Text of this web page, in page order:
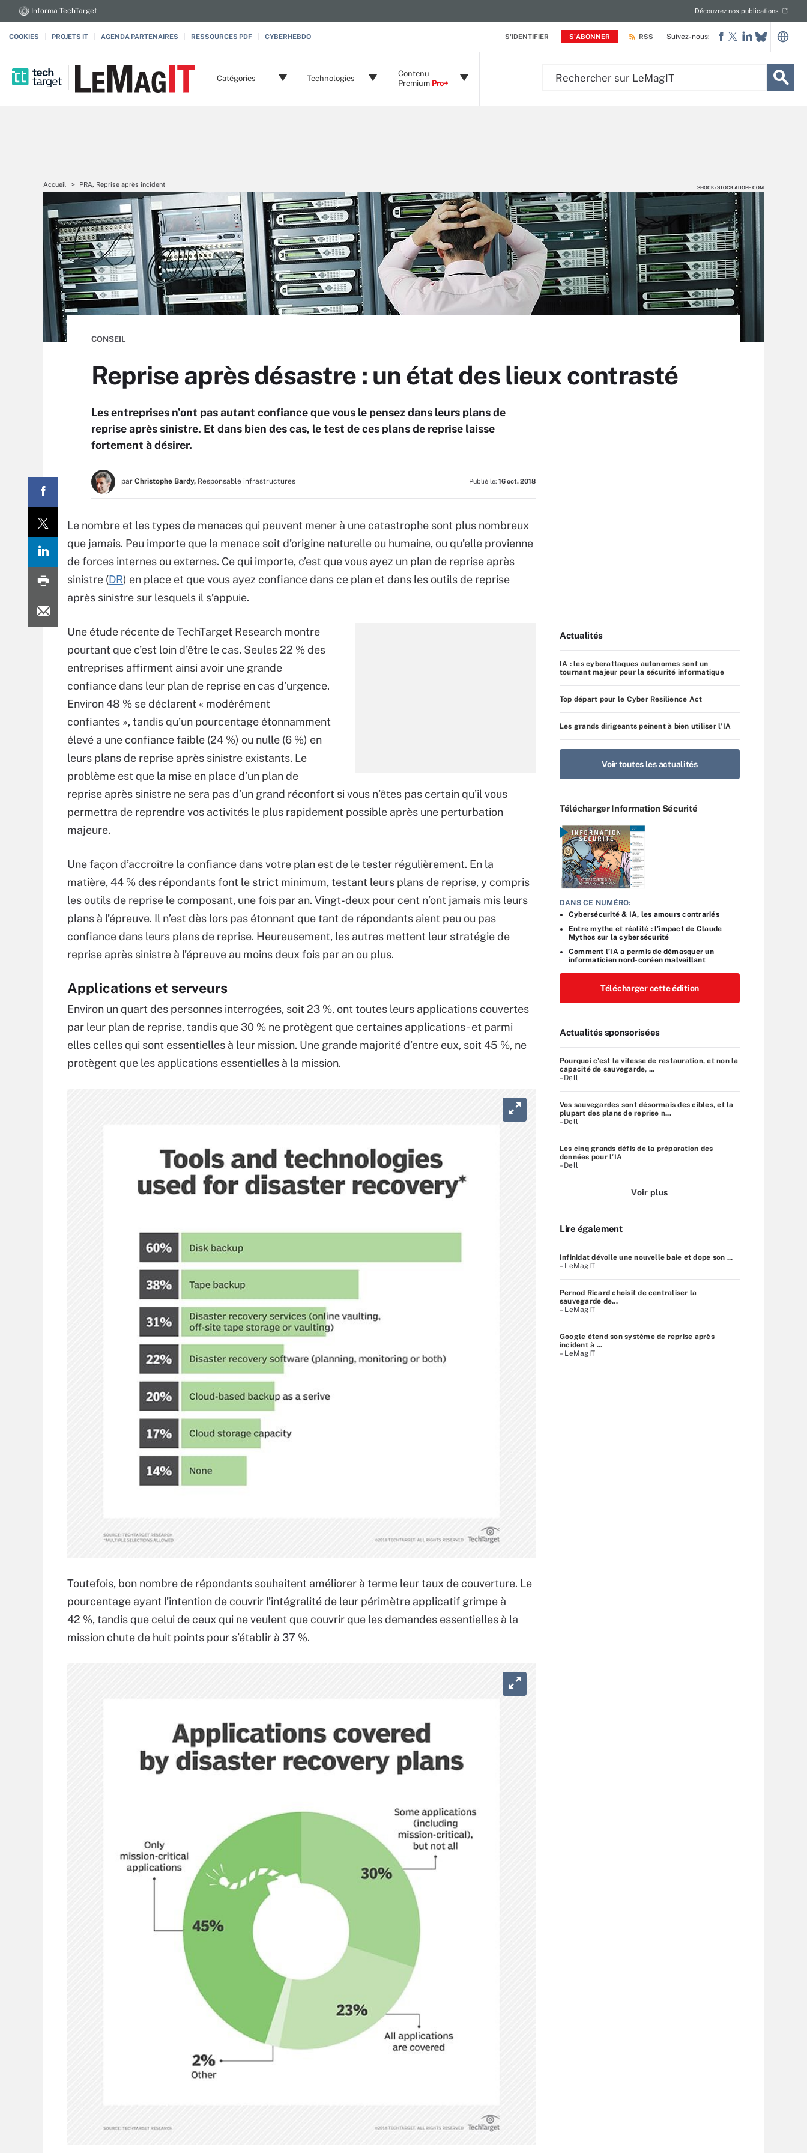
S'IDENTIFIER S'ABONNER
Informa TechTarget Découvrez nos publications
COOKIES PROJETS IT AGENDA PARTENAIRES RESSOURCES PDF CYBERHEBDO RSS
Catégories Technologies
Contenu
Premium Pro+
Suivez-nous:
Accueil PRA, Reprise après incident .SHOCK - STOCK.ADOBE.COM
.SHOCK - STOCK.ADOBE.COM
CONSEIL
Reprise après désastre : un état des lieux contrasté
Les entreprises n’ont pas autant confiance que vous le pensez dans leurs plans de
reprise après sinistre. Et dans bien des cas, le test de ces plans de reprise laisse
fortement à désirer.
par Christophe Bardy, Responsable infrastructures Publié le: 16 oct. 2018
Le nombre et les types de menaces qui peuvent mener à une catastrophe sont plus nombreux
que jamais. Peu importe que la menace soit d’origine naturelle ou humaine, ou qu’elle provienne
de forces internes ou externes. Ce qui importe, c’est que vous ayez un plan de reprise après
sinistre (DR) en place et que vous ayez confiance dans ce plan et dans les outils de reprise
après sinistre sur lesquels il s’appuie.
Une étude récente de TechTarget Research montre
pourtant que c’est loin d’être le cas. Seules 22 % des
entreprises affirment ainsi avoir une grande
confiance dans leur plan de reprise en cas d’urgence.
Environ 48 % se déclarent « modérément
confiantes », tandis qu’un pourcentage étonnamment
élevé a une confiance faible (24 %) ou nulle (6 %) en
leurs plans de reprise après sinistre existants. Le
problème est que la mise en place d’un plan de
reprise après sinistre ne sera pas d’un grand réconfort si vous n’êtes pas certain qu’il vous
permettra de reprendre vos activités le plus rapidement possible après une perturbation
majeure.
Une façon d’accroître la confiance dans votre plan est de le tester régulièrement. En la
matière, 44 % des répondants font le strict minimum, testant leurs plans de reprise, y compris
les outils de reprise le composant, une fois par an. Vingt-deux pour cent n’ont jamais mis leurs
plans à l’épreuve. Il n’est dès lors pas étonnant que tant de répondants aient peu ou pas
confiance dans leurs plans de reprise. Heureusement, les autres mettent leur stratégie de
reprise après sinistre à l’épreuve au moins deux fois par an ou plus.
Applications et serveurs
Environ un quart des personnes interrogées, soit 23 %, ont toutes leurs applications couvertes
par leur plan de reprise, tandis que 30 % ne protègent que certaines applications - et parmi
elles celles qui sont essentielles à leur mission. Une grande majorité d’entre eux, soit 45 %, ne
protègent que les applications essentielles à la mission.
Toutefois, bon nombre de répondants souhaitent améliorer à terme leur taux de couverture. Le
pourcentage ayant l’intention de couvrir l’intégralité de leur périmètre applicatif grimpe à
42 %, tandis que celui de ceux qui ne veulent que couvrir que les demandes essentielles à la
mission chute de huit points pour s’établir à 37 %.
Actualités
IA : les cyberattaques autonomes sont un
tournant majeur pour la sécurité informatique
Top départ pour le Cyber Resilience Act
Les grands dirigeants peinent à bien utiliser l’IA
Voir toutes les actualités
Télécharger Information Sécurité
DANS CE NUMÉRO:
Cybersécurité & IA, les amours contrariés
Entre mythe et réalité : l’impact de Claude
Mythos sur la cybersécurité
Comment l’IA a permis de démasquer un
informaticien nord-coréen malveillant
Télécharger cette édition
Actualités sponsorisées
Pourquoi c’est la vitesse de restauration, et non la
capacité de sauvegarde, ...
–Dell
Vos sauvegardes sont désormais des cibles, et la
plupart des plans de reprise n...
–Dell
Les cinq grands défis de la préparation des
données pour l’IA
–Dell
Voir plus
Lire également
Infinidat dévoile une nouvelle baie et dope son ...
– LeMagIT
Pernod Ricard choisit de centraliser la
sauvegarde de...
– LeMagIT
Google étend son système de reprise après
incident à ...
– LeMagIT